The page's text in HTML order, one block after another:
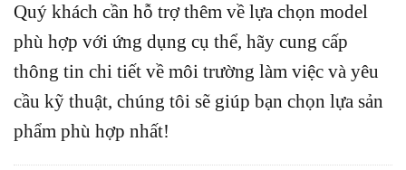
Quý khách cần hỗ trợ thêm về lựa chọn model
phù hợp với ứng dụng cụ thể, hãy cung cấp
thông tin chi tiết về môi trường làm việc và yêu
cầu kỹ thuật, chúng tôi sẽ giúp bạn chọn lựa sản
phẩm phù hợp nhất!